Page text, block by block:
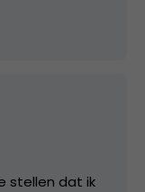
stellen dat ik